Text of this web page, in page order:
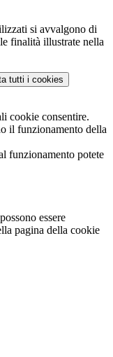
si avvalgono di
finalità illustrate nella
tutti i cookies
cookie consentire.
il funzionamento della
funzionamento potete
essere
pagina della cookie